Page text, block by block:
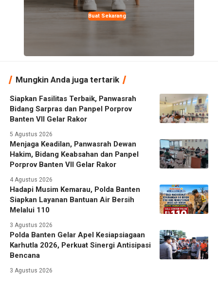
Buat Sekarang
Mungkin Anda juga tertarik
Siapkan Fasilitas Terbaik, Panwasrah
Bidang Sarpras dan Panpel Porprov
Banten VII Gelar Rakor
5 Agustus 2026
Menjaga Keadilan, Panwasrah Dewan
Hakim, Bidang Keabsahan dan Panpel
Porprov Banten VII Gelar Rakor
4 Agustus 2026
Hadapi Musim Kemarau, Polda Banten
Siapkan Layanan Bantuan Air Bersih
Melalui 110
3 Agustus 2026
Polda Banten Gelar Apel Kesiapsiagaan
Karhutla 2026, Perkuat Sinergi Antisipasi
Bencana
3 Agustus 2026